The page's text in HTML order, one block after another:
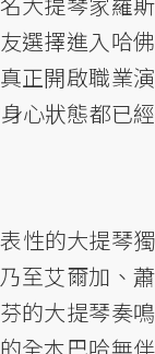
選擇進入哈佛
正開啟職業演
心狀態都已經
性的大提琴獨
至艾爾加、蕭
的大提琴奏鳴
全本巴哈無伴